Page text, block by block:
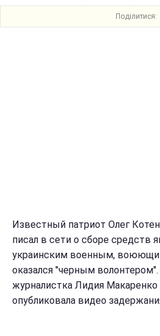
Поділитися:
Известный патриот Олег
писал в сети о сборе средств
украинским военным,
оказался "черным
журналистка Лидия Макаренко
опубликовала видео